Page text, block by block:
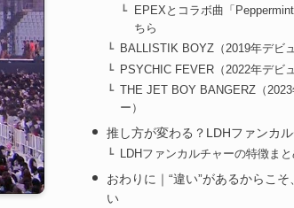
EPEXとコラボ曲「
ちら
BALLISTIK BOYZ（2019年デビュ
PSYCHIC FEVER（2022年デビュ
THE JET BOY BANGERZ（2023
ー）
推し方が変わる？LDHファンカ
LDHファンカルチャーの特徴まと
おわりに｜“違い”があるからこそ
い